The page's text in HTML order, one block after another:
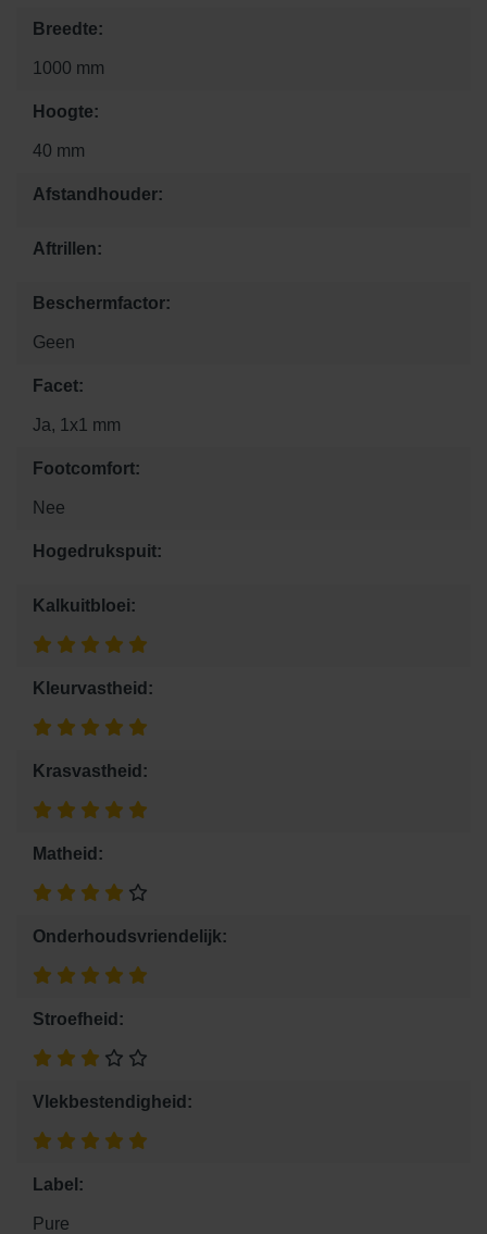
Breedte:
1000 mm
Hoogte:
40 mm
Afstandhouder:
Aftrillen:
Beschermfactor:
Geen
Facet:
Ja, 1x1 mm
Footcomfort:
Nee
Hogedrukspuit:
Kalkuitbloei:
Kleurvastheid:
Krasvastheid:
Matheid:
Onderhoudsvriendelijk:
Stroefheid:
Vlekbestendigheid:
Label:
Pure